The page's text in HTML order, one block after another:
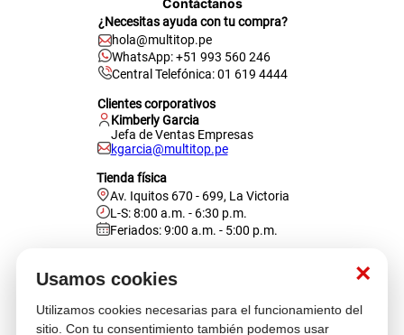
×
Usamos cookies
Utilizamos cookies necesarias para el funcionamiento del
sitio. Con tu consentimiento también podemos usar
Contáctanos
¿Necesitas ayuda con tu compra?
hola@multitop.pe
WhatsApp: +51 993 560 246
Central Telefónica: 01 619 4444
Clientes corporativos
Kimberly Garcia
Jefa de Ventas Empresas
kgarcia@multitop.pe
Tienda física
Av. Iquitos 670 - 699, La Victoria
L-S: 8:00 a.m. - 6:30 p.m.
Feriados: 9:00 a.m. - 5:00 p.m.
Atención al cliente